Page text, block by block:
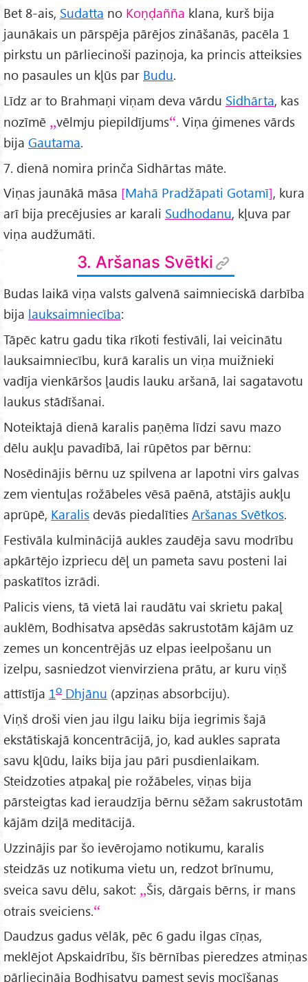
Bet 8-ais, Sudatta no Koṇḍañña klana, kurš bija
jaunākais un pārspēja pārējos zināšanās, pacēla 1
pirkstu un pārliecinoši paziņoja, ka princis atteiksies
no pasaules un kļūs par Budu.
Līdz ar to Brahmaņi viņam deva vārdu Sidhārta, kas
nozīmē vēlmju piepildījums . Viņa ģimenes vārds
bija Gautama.
7. dienā nomira prinča Sidhārtas māte.
Viņas jaunākā māsa Mahā Pradžāpati Gotamī , kura
arī bija precējusies ar karali Sudhodanu, kļuva par
viņa audžumāti.
3. Aršanas Svētki
Budas laikā viņa valsts galvenā saimnieciskā darbība
bija lauksaimniecība:
Tāpēc katru gadu tika rīkoti festivāli, lai veicinātu
lauksaimniecību, kurā karalis un viņa muižnieki
vadīja vienkāršos ļaudis lauku aršanā, lai sagatavotu
laukus stādīšanai.
Noteiktajā dienā karalis paņēma līdzi savu mazo
dēlu aukļu pavadībā, lai rūpētos par bērnu:
Nosēdinājis bērnu uz spilvena ar lapotni virs galvas
zem vientuļas rožābeles vēsā paēnā, atstājis aukļu
aprūpē, Karalis devās piedalīties Aršanas Svētkos.
Festivāla kulminācijā aukles zaudēja savu modrību
apkārtējo izpriecu dēļ un pameta savu posteni lai
paskatītos izrādi.
Palicis viens, tā vietā lai raudātu vai skrietu pakaļ
auklēm, Bodhisatva apsēdās sakrustotām kājām uz
zemes un koncentrējās uz elpas ieelpošanu un
izelpu, sasniedzot vienvirziena prātu, ar kuru viņš
attīstīja 1o Dhjānu (apziņas absorbciju).
Viņš droši vien jau ilgu laiku bija iegrimis šajā
ekstātiskajā koncentrācijā, jo, kad aukles saprata
savu kļūdu, laiks bija jau pāri pusdienlaikam.
Steidzoties atpakaļ pie rožābeles, viņas bija
pārsteigtas kad ieraudzīja bērnu sēžam sakrustotām
kājām dziļā meditācijā.
Uzzinājis par šo ievērojamo notikumu, karalis
steidzās uz notikuma vietu un, redzot brīnumu,
sveica savu dēlu, sakot:
Šis, dārgais bērns, ir mans
otrais sveiciens.
Daudzus gadus vēlāk, pēc 6 gadu ilgas cīņas,
meklējot Apskaidrību, šīs bērnības pieredzes atmiņas
pārliecināja Bodhisatvu pamest sevis mocīšanas